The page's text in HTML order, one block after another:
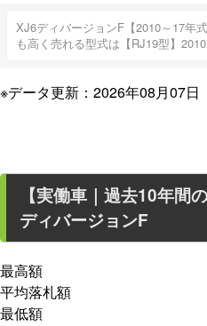
XJ6ディバージョンF【2010～17年
も高く売れる型式は【RJ19型】
※データ更新：2026年08月07日
【実働車 ｜過去10年間
ディバージョンF
最高額
平均落札額
最低額